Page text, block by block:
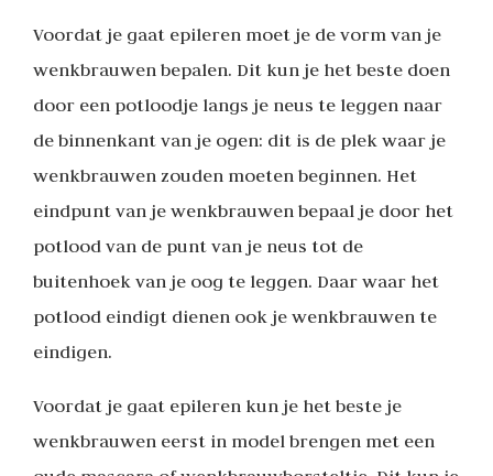
Voordat je gaat epileren moet je de vorm van je
wenkbrauwen bepalen. Dit kun je het beste doen
door een potloodje langs je neus te leggen naar
de binnenkant van je ogen: dit is de plek waar je
wenkbrauwen zouden moeten beginnen. Het
eindpunt van je wenkbrauwen bepaal je door het
potlood van de punt van je neus tot de
buitenhoek van je oog te leggen. Daar waar het
potlood eindigt dienen ook je wenkbrauwen te
eindigen.
Voordat je gaat epileren kun je het beste je
wenkbrauwen eerst in model brengen met een